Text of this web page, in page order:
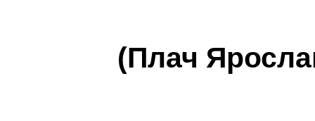
(Плач